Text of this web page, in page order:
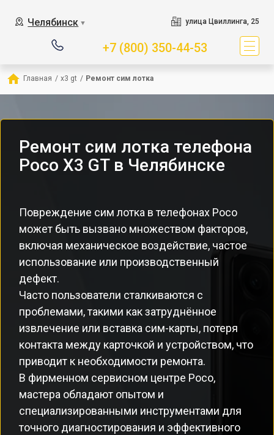
Челябинск ▼ улица Цвиллинга, 25
+7 (800) 350-44-53
Главная / x3 gt / Ремонт сим лотка
Ремонт сим лотка телефона
Poco X3 GT в Челябинске
Повреждение сим лотка в телефонах Poco
может быть вызвано множеством факторов,
включая механическое воздействие, частое
использование или производственный
дефект.
Часто пользователи сталкиваются с
проблемами, такими как затруднённое
извлечение или вставка сим-карты, потеря
контакта между карточкой и устройством, что
приводит к необходимости ремонта.
В фирменном сервисном центре Poco,
мастера обладают опытом и
специализированными инструментами для
точного диагностирования и эффективного